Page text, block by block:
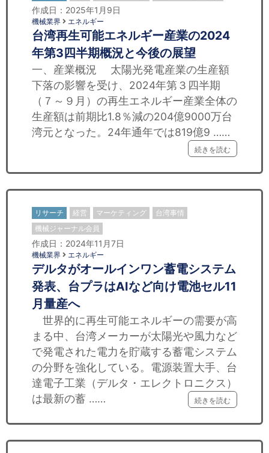
作成日：2025年1月9日
機械業界 エネルギー
台湾再生可能エネルギー産業の2024
年第3四半期概況と今後の展望
一、産業概況 太陽光発電産業の生産額
下落の影響を受け、2024年第３四半期
（７～９月）の再生エネルギー産業全体の
生産額は前期比1.8％減の204億9000万台
湾元となった。24年通年では819億9 ……
続きを読む
リサーチ 経営 マーケティング
台湾事情
機械ジャーナル会員
作成日：2024年11月7日
機械業界 エネルギー
デルタがオールインワン蓄電システム
発表、台プラはAIなど向け電池セル11
月量産へ
世界的に再生可能エネルギーの需要が高
まる中、台湾メーカーが太陽光や風力など
で発電された電力を貯蔵する蓄電システム
の分野を強化している。電源装置大手、台
達電子工業（デルタ・エレクトロニクス）
は最新の蓄 ……
続きを読む